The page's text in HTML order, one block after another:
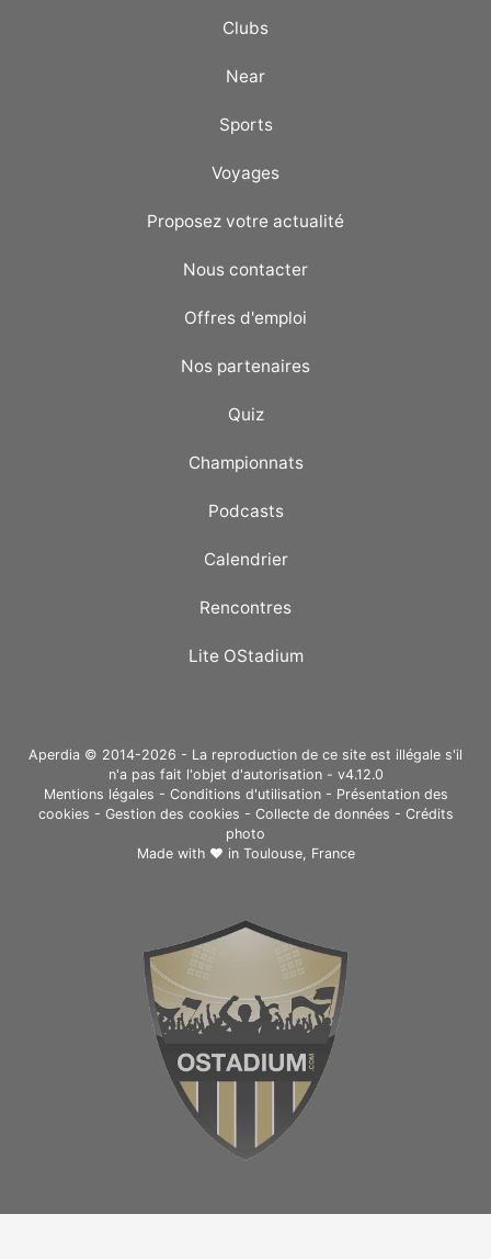
Clubs
Near
Sports
Voyages
Proposez votre actualité
Nous contacter
Offres d'emploi
Nos partenaires
Quiz
Championnats
Podcasts
Calendrier
Rencontres
Lite OStadium
Aperdia © 2014-2026 - La reproduction de ce site est illégale s'il
n'a pas fait l'objet d'autorisation - v4.12.0
Mentions légales - Conditions d'utilisation- Présentation des
cookies - Gestion des cookies - Collecte de données - Crédits
photo
Made with ❤ in Toulouse, France